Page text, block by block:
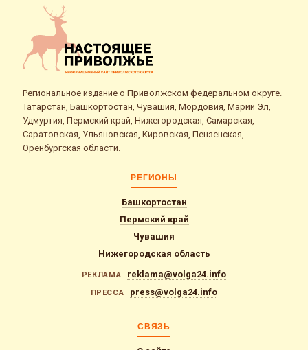
Региональное издание о Приволжском федеральном округе.
Татарстан, Башкортостан, Чувашия, Мордовия, Марий Эл,
Удмуртия, Пермский край, Нижегородская, Самарская,
Саратовская, Ульяновская, Кировская, Пензенская,
Оренбургская области.
РЕГИОНЫ
Башкортостан
Пермский край
Чувашия
Нижегородская область
РЕКЛАМА reklama@volga24.info
ПРЕССА press@volga24.info
СВЯЗЬ